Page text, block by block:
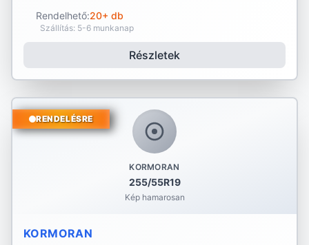
Rendelhető:20+ db
Szállítás: 5-6 munkanap
Részletek
KORMORAN
255/55R19
Kép hamarosan
RENDELÉSRE
KORMORAN